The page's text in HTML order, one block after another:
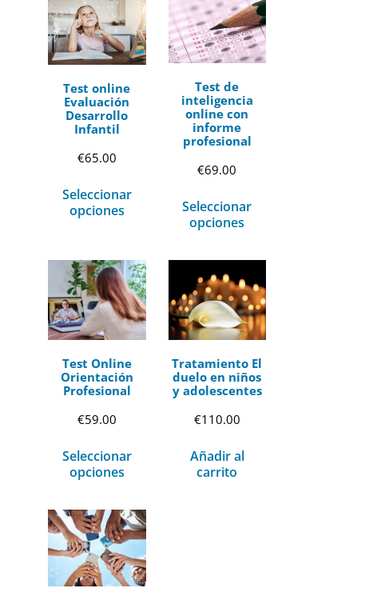
Test online
Evaluación
Desarrollo
Infantil
€65.00
Seleccionar
opciones
Test de
inteligencia
online con
informe
profesional
€69.00
Seleccionar
opciones
Test Online
Orientación
Profesional
€59.00
Seleccionar
opciones
Tratamiento El
duelo en niños
y adolescentes
€110.00
Añadir al
carrito